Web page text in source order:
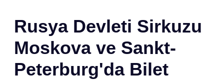
Rusya Devleti Sirkuzu
Moskova ve Sankt-
Peterburg'da Bilet